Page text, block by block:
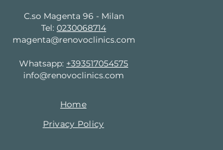
C.so Magenta 96 - Milan
Tel: 0230068714
magenta@renovoclinics.com
Whatsapp: +393517054575
info@renovoclinics.com
Home
Privacy Policy